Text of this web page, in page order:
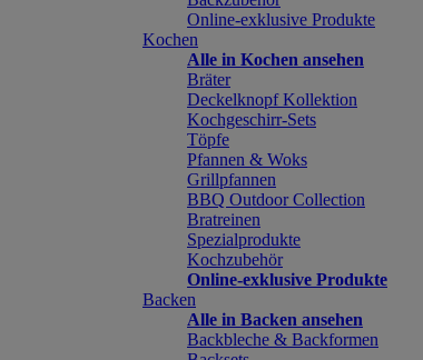
Online-exklusive Produkte
Kochen
Alle in Kochen ansehen
Bräter
Deckelknopf Kollektion
Kochgeschirr-Sets
Töpfe
Pfannen & Woks
Grillpfannen
BBQ Outdoor Collection
Bratreinen
Spezialprodukte
Kochzubehör
Online-exklusive Produkte
Backen
Alle in Backen ansehen
Backbleche & Backformen